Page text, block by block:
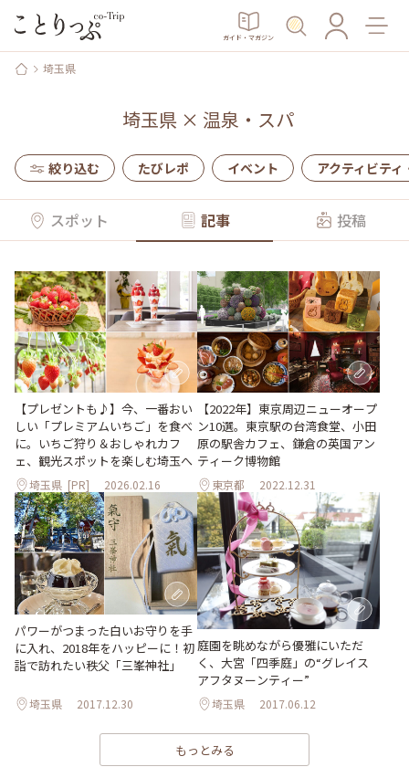
ガイド・マガジン
埼玉県
埼玉県 × 温泉・スパ
絞り込む たびレポ イベント アクティビティ
スポット 記事 投稿
【プレゼントも♪】今、一番おい
しい「プレミアムいちご」を食べ
に。いちご狩り＆おしゃれカフ
ェ、観光スポットを楽しむ埼玉へ
埼玉県 [PR] 2026.02.16
【2022年】東京周辺ニューオープ
ン10選。東京駅の台湾食堂、小田
原の駅舎カフェ、鎌倉の英国アン
ティーク博物館
東京都 2022.12.31
パワーがつまった白いお守りを手
に入れ、2018年をハッピーに！初
詣で訪れたい秩父「三峯神社」
埼玉県 2017.12.30
庭園を眺めながら優雅にいただ
く、大宮「四季庭」の“グレイス
アフタヌーンティー”
埼玉県 2017.06.12
もっとみる